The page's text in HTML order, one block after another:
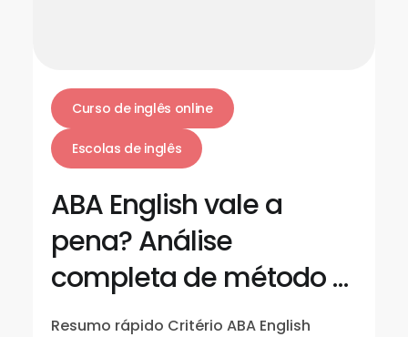
Curso de inglês online
Escolas de inglês
ABA English vale a
pena? Análise
completa de método e
preço
Resumo rápido Critério ABA English